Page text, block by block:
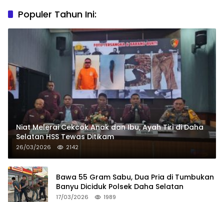
Populer Tahun Ini:
Niat Melerai Cekcok Anak dan Ibu, Ayah Tiri di Daha
Selatan HSS Tewas Ditikam
26/03/2026 2142
Bawa 55 Gram Sabu, Dua Pria di Tumbukan
Banyu Diciduk Polsek Daha Selatan
17/03/2026 1989